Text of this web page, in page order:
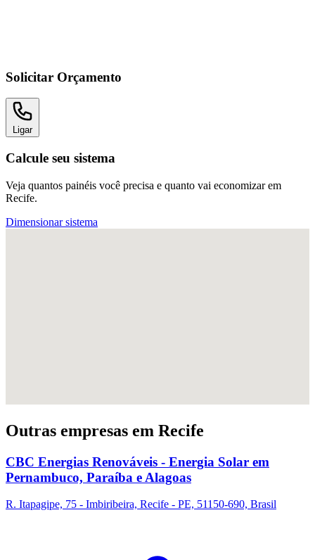
Solicitar Orçamento
Ligar
Calcule seu sistema
Veja quantos painéis você precisa e quanto vai economizar em
Recife.
Dimensionar sistema
Outras empresas em Recife
CBC Energias Renováveis - Energia Solar em
Pernambuco, Paraíba e Alagoas
R. Itapagipe, 75 - Imbiribeira, Recife - PE, 51150-690, Brasil